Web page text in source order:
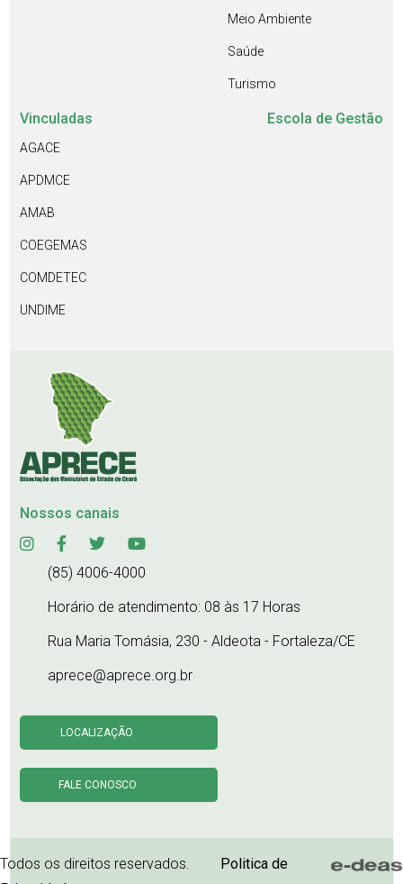
Meio Ambiente
Saúde
Turismo
Vinculadas
AGACE
APDMCE
AMAB
COEGEMAS
COMDETEC
UNDIME
Escola de Gestão
Nossos canais
(85) 4006-4000
Horário de atendimento: 08 às 17 Horas
Rua Maria Tomásia, 230 - Aldeota - Fortaleza/CE
aprece@aprece.org.br
LOCALIZAÇÃO
FALE CONOSCO
Todos os direitos reservados.
Politica de